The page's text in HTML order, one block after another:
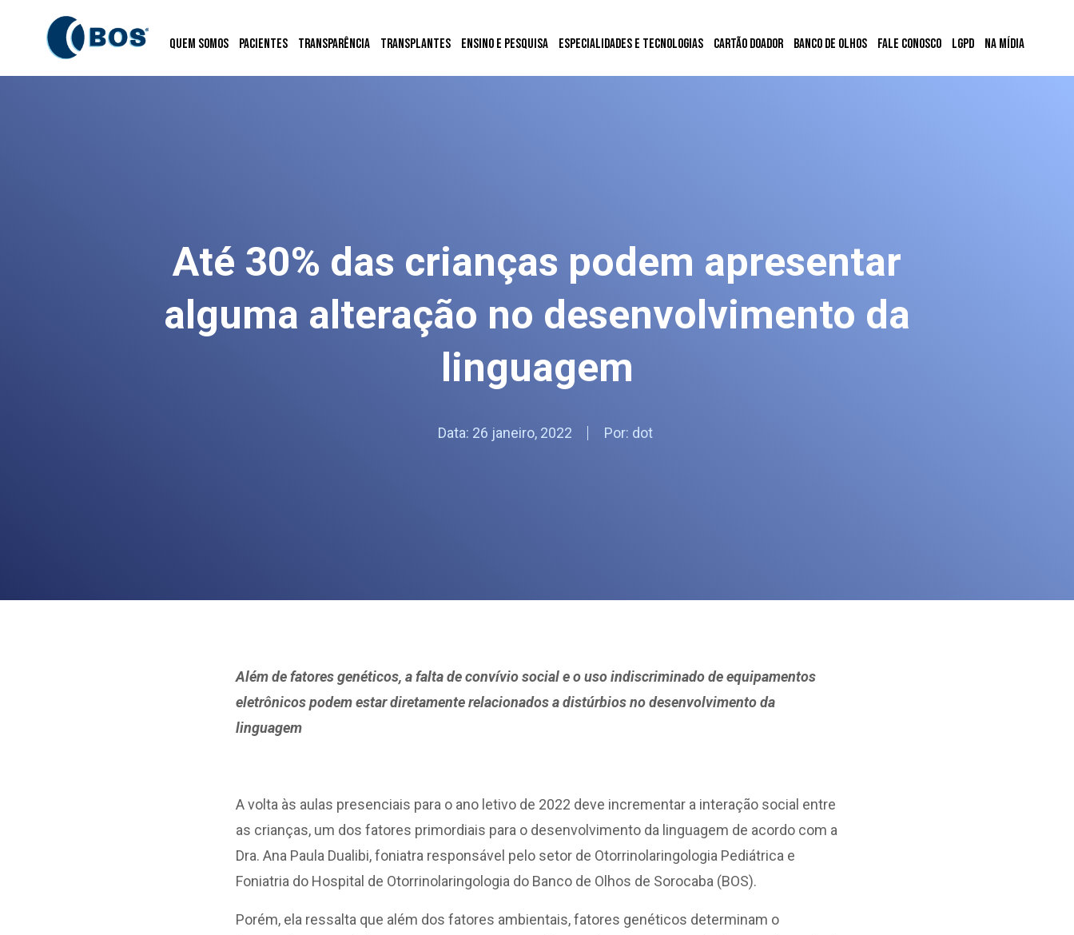
Quem Somos Pacientes Transparência Transplantes Ensino e Pesquisa Especialidades e Tecnologias Cartão Doador Banco de Olhos Fale conosco LGPD Na mídia
Até 30% das crianças podem apresentar
alguma alteração no desenvolvimento da
linguagem
Data: 26 janeiro, 2022 Por: dot
Além de fatores genéticos, a falta de convívio social e o uso indiscriminado de equipamentos
eletrônicos podem estar diretamente relacionados a distúrbios no desenvolvimento da
linguagem
A volta às aulas presenciais para o ano letivo de 2022 deve incrementar a interação social entre
as crianças, um dos fatores primordiais para o desenvolvimento da linguagem de acordo com a
Dra. Ana Paula Dualibi, foniatra responsável pelo setor de Otorrinolaringologia Pediátrica e
Foniatria do Hospital de Otorrinolaringologia do Banco de Olhos de Sorocaba (BOS).
Porém, ela ressalta que além dos fatores ambientais, fatores genéticos determinam o